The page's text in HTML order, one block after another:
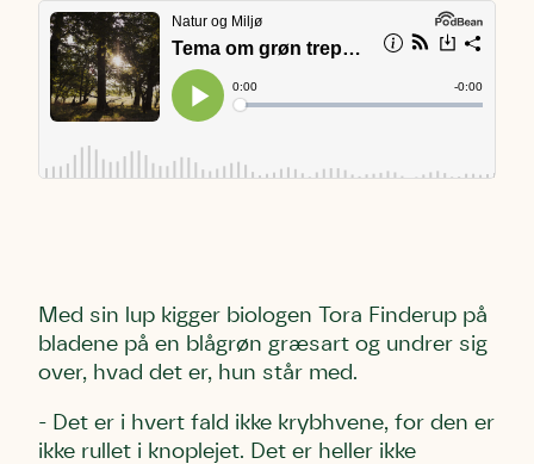
Med sin lup kigger biologen Tora Finderup på
bladene på en blågrøn græsart og undrer sig
over, hvad det er, hun står med.
- Det er i hvert fald ikke krybhvene, for den er
ikke rullet i knoplejet. Det er heller ikke